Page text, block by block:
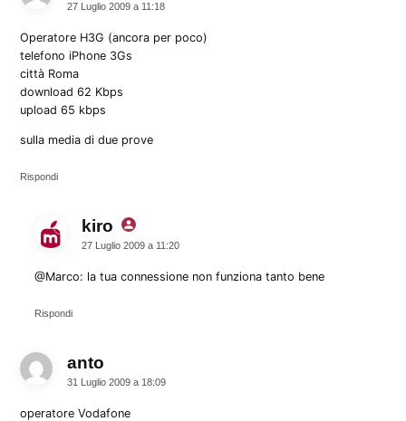
27 Luglio 2009 a 11:18
Operatore H3G (ancora per poco)
telefono iPhone 3Gs
città Roma
download 62 Kbps
upload 65 kbps
sulla media di due prove
Rispondi
kiro dice:
27 Luglio 2009 a 11:20
@Marco: la tua connessione non funziona tanto bene
Rispondi
anto
31 Luglio 2009 a 18:09
operatore Vodafone